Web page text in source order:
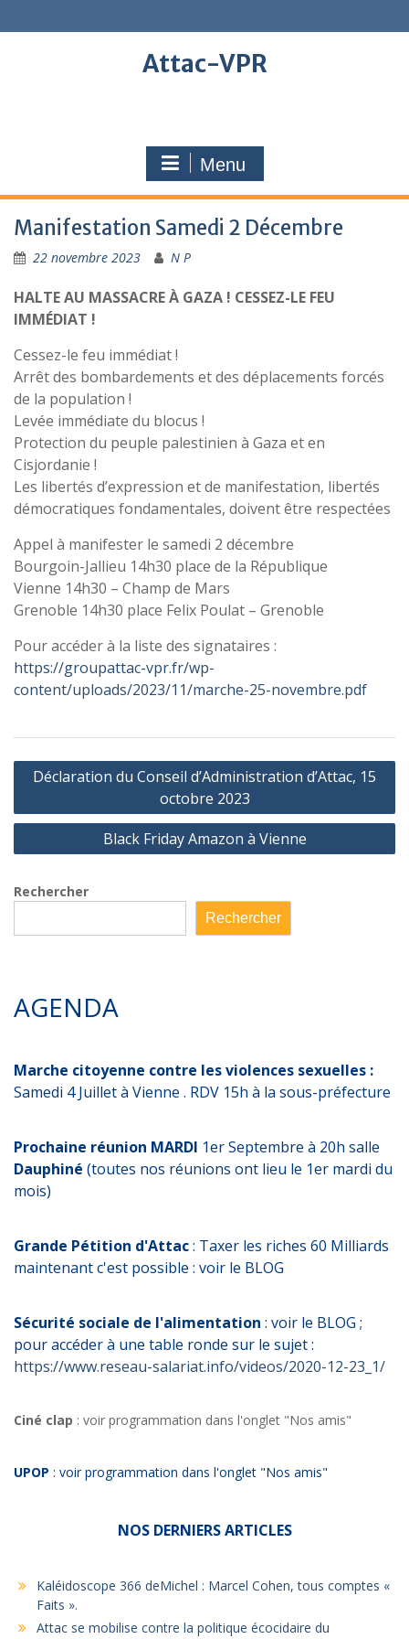
to
Attac-VPR
Menu
Manifestation Samedi 2 Décembre
22 novembre 2023 N P
HALTE AU MASSACRE À GAZA ! CESSEZ-LE FEU
IMMÉDIAT !
Cessez-le feu immédiat !
Arrêt des bombardements et des déplacements forcés
de la population !
Levée immédiate du blocus !
Protection du peuple palestinien à Gaza et en
Cisjordanie !
Les libertés d’expression et de manifestation, libertés
démocratiques fondamentales, doivent être respectées
Appel à manifester le samedi 2 décembre
Bourgoin-Jallieu 14h30 place de la République
Vienne 14h30 – Champ de Mars
Grenoble 14h30 place Felix Poulat – Grenoble
Pour accéder à la liste des signataires :
https://groupattac-vpr.fr/wp-
content/uploads/2023/11/marche-25-novembre.pdf
Navigation
l’article
Déclaration du Conseil d’Administration d’Attac, 15
octobre 2023
Black Friday Amazon à Vienne
Rechercher
Rechercher
AGENDA
Marche citoyenne contre les violences sexuelles :
Samedi 4 Juillet à Vienne . RDV 15h à la sous-préfecture
Prochaine réunion MARDI 1er Septembre à 20h salle
Dauphiné (toutes nos réunions ont lieu le 1er mardi du
mois)
Grande Pétition d'Attac: Taxer les riches 60 Milliards
maintenant c'est possible : voir le BLOG
Sécurité sociale de l'alimentation : voir le BLOG ;
pour accéder à une table ronde sur le sujet :
https://www.reseau-salariat.info/videos/2020-12-23_1/
Ciné clap : voir programmation dans l'onglet "Nos amis"
UPOP : voir programmation dans l'onglet "Nos amis"
NOS DERNIERS ARTICLES
Kaléidoscope 366 deMichel : Marcel Cohen, tous comptes «
Faits ».
Attac se mobilise contre la politique écocidaire du